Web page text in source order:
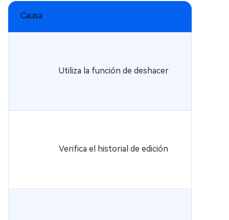
Causa
Utiliza la función de deshacer
Verifica el historial de edición